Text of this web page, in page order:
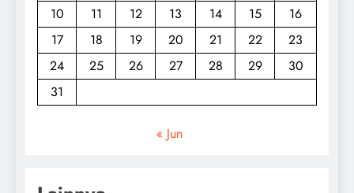
10
11 12 13 14 15
16
17
18 19 20 21 22
23
24
25 26 27 28 29
30
31
« Jun